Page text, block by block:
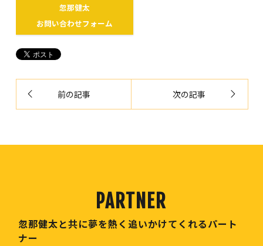
忽那健太
お問い合わせフォーム
前の記事 次の記事
忽那健太と共に夢を熱く追いかけてくれるパート
ナー